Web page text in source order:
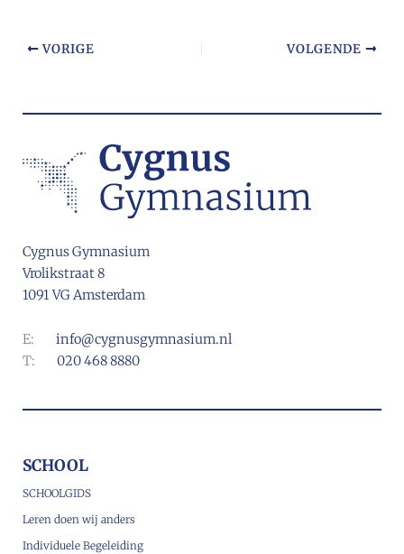
VORIGE VOLGENDE
Cygnus Gymnasium
Vrolikstraat 8
1091 VG Amsterdam
E: info@cygnusgymnasium.nl
T: 020 468 8880
SCHOOL
SCHOOLGIDS
Leren doen wij anders
Individuele Begeleiding